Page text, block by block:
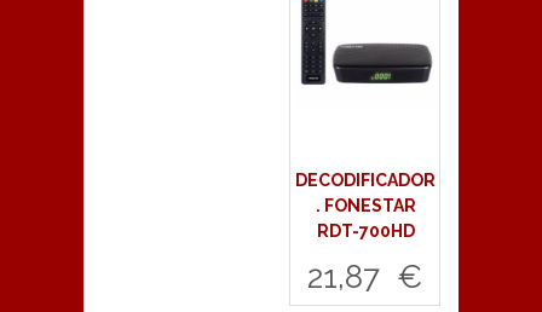
DECODIFICADOR
. FONESTAR
RDT-700HD
21,87 €